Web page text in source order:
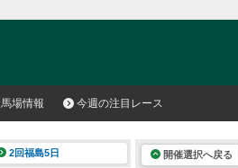
馬場情報 今週の注目レース
2回福島5日 開催選択へ戻る